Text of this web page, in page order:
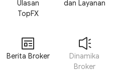
Ulasan
TopFX
dan Layanan
Berita Broker
Dinamika
Broker